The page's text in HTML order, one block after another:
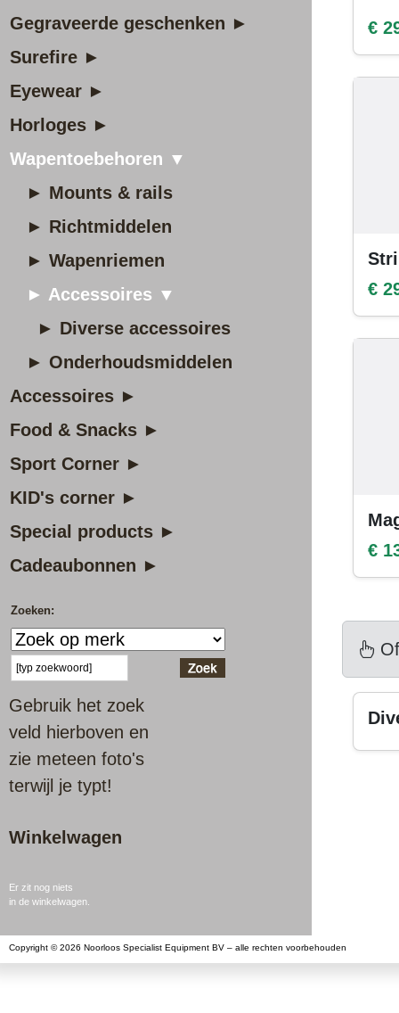
Gegraveerde geschenken ►
Surefire ►
Eyewear ►
Horloges ►
Wapentoebehoren ▼
► Mounts & rails
► Richtmiddelen
► Wapenriemen
► Accessoires ▼
► Diverse accessoires
► Onderhoudsmiddelen
Accessoires ►
Food & Snacks ►
Sport Corner ►
KID's corner ►
Special products ►
Cadeaubonnen ►
Zoeken:
Gebruik het zoek
veld hierboven en
zie meteen foto's
terwijl je typt!
Winkelwagen
Er zit nog niets
in de winkelwagen.
€
€
€
Copyright © 2026 Noorloos Specialist Equipment BV – alle rechten voorbehouden